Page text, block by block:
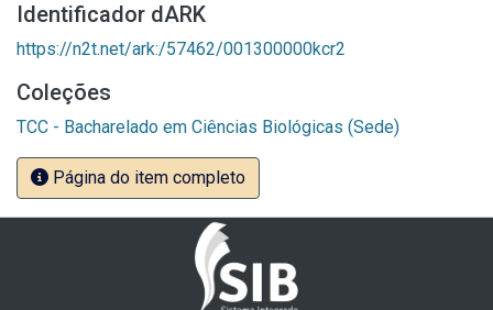
Identificador dARK
https://n2t.net/ark:/57462/001300000kcr2
Coleções
TCC - Bacharelado em Ciências Biológicas (Sede)
Página do item completo